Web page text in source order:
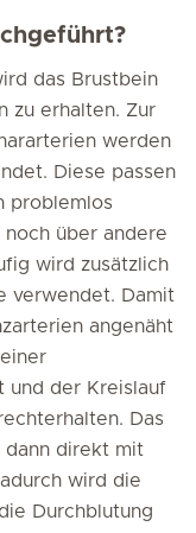
das Brustbein
zu erhalten. Zur
werden
Diese passen
problemlos
über andere
wird zusätzlich
verwendet. Damit
angenäht
und der Kreislauf
Das
dann direkt mit
wird die
Durchblutung